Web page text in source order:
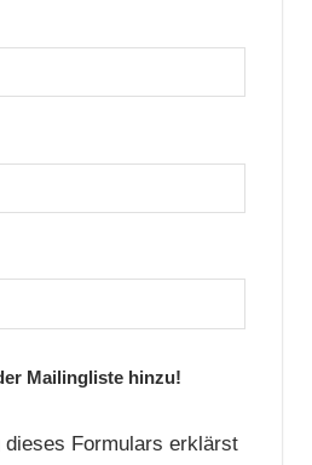
Mailingliste hinzu!
dieses Formulars erklärst